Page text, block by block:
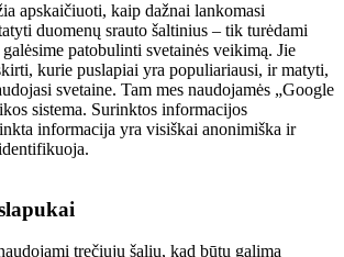
apskaičiuoti, kaip dažnai lankomasi
duomenų srauto šaltinius – tik turėdami
patobulinti svetainės veikimą. Jie
kurie puslapiai yra populiariausi, ir matyti,
svetaine. Tam mes naudojamės „Google
sistema. Surinktos informacijos
informacija yra visiškai anonimiška ir
trečiųjų šalių, kad būtų galima